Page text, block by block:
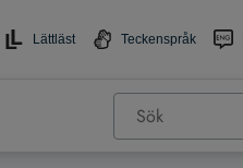
Lättläst Teckenspråk